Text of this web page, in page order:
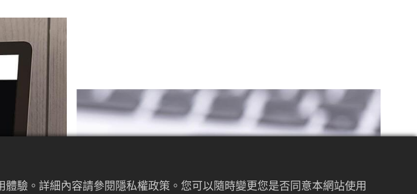
驗。詳細內容請參閱隱私權政策。您可以隨時變更您是否同意本網站使用